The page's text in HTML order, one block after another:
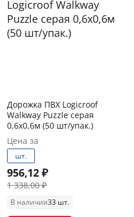
Дорожка ПВХ Logicroof
Walkway Puzzle серая
0,6x0,6м (50 шт/упак.)
Цена за
шт.
956,12 ₽
1 338,00 ₽
В наличии33 шт.